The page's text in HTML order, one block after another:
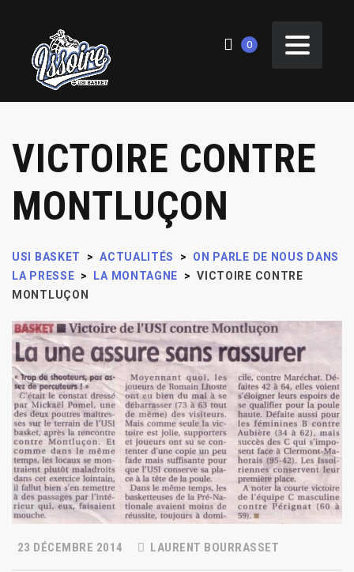
0
VICTOIRE CONTRE
MONTLUÇON
USI BASKET > ACTUALITÉS >
ON PARLE DE NOUS DANS
LA PRESSE > LA MONTAGNE > VICTOIRE CONTRE
MONTLUÇON
23 DÉCEMBRE 2014 LAURENT BOURRASSET